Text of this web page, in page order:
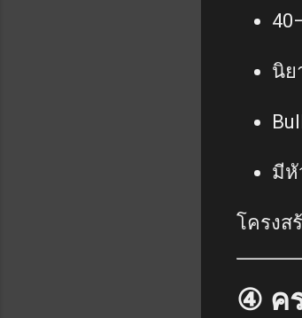
นิย
มีหั
โครงส
④ ค